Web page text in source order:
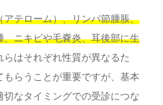
アテローム）、リンパ節腫脹、
ニキビや毛嚢炎、耳後部に生
らはそれぞれ性質が異なるた
らうことが重要ですが、基本
なタイミングでの受診につな